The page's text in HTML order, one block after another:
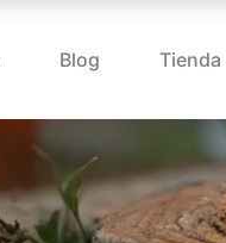
Blog Tienda